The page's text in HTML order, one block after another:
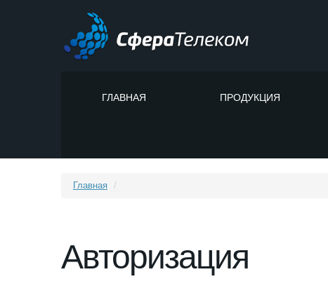
ГЛАВНАЯ ПРОДУКЦИЯ
Главная /
Авторизация